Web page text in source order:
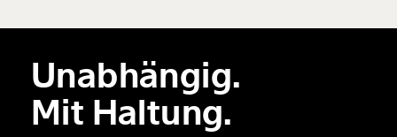
Der Inhalt dieses Feldes wird nicht öffentlich zugänglich angezeigt.
Unabhängig.
Mit Haltung.